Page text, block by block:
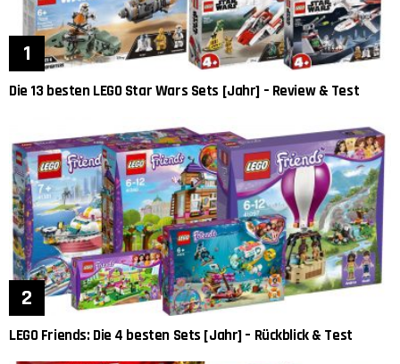
Die 13 besten LEGO Star Wars Sets [Jahr] – Review & Test
LEGO Friends: Die 4 besten Sets [Jahr] – Rückblick & Test